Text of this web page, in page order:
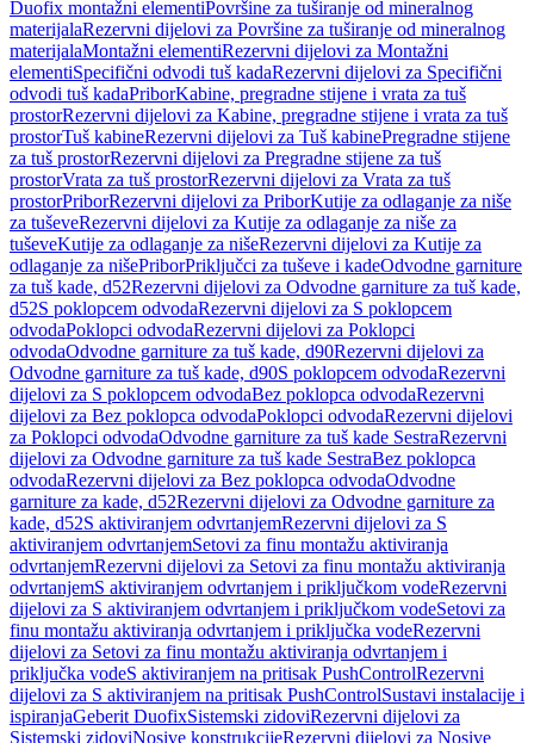
Duofix montažni elementiPovršine za tuširanje od mineralnog
materijalaRezervni dijelovi za Površine za tuširanje od mineralnog
materijalaMontažni elementiRezervni dijelovi za Montažni
elementiSpecifični odvodi tuš kadaRezervni dijelovi za Specifični
odvodi tuš kadaPriborKabine, pregradne stijene i vrata za tuš
prostorRezervni dijelovi za Kabine, pregradne stijene i vrata za tuš
prostorTuš kabineRezervni dijelovi za Tuš kabinePregradne stijene
za tuš prostorRezervni dijelovi za Pregradne stijene za tuš
prostorVrata za tuš prostorRezervni dijelovi za Vrata za tuš
prostorPriborRezervni dijelovi za PriborKutije za odlaganje za niše
za tuševeRezervni dijelovi za Kutije za odlaganje za niše za
tuševeKutije za odlaganje za nišeRezervni dijelovi za Kutije za
odlaganje za nišePriborPriključci za tuševe i kadeOdvodne garniture
za tuš kade, d52Rezervni dijelovi za Odvodne garniture za tuš kade,
d52S poklopcem odvodaRezervni dijelovi za S poklopcem
odvodaPoklopci odvodaRezervni dijelovi za Poklopci
odvodaOdvodne garniture za tuš kade, d90Rezervni dijelovi za
Odvodne garniture za tuš kade, d90S poklopcem odvodaRezervni
dijelovi za S poklopcem odvodaBez poklopca odvodaRezervni
dijelovi za Bez poklopca odvodaPoklopci odvodaRezervni dijelovi
za Poklopci odvodaOdvodne garniture za tuš kade SestraRezervni
dijelovi za Odvodne garniture za tuš kade SestraBez poklopca
odvodaRezervni dijelovi za Bez poklopca odvodaOdvodne
garniture za kade, d52Rezervni dijelovi za Odvodne garniture za
kade, d52S aktiviranjem odvrtanjemRezervni dijelovi za S
aktiviranjem odvrtanjemSetovi za finu montažu aktiviranja
odvrtanjemRezervni dijelovi za Setovi za finu montažu aktiviranja
odvrtanjemS aktiviranjem odvrtanjem i priključkom vodeRezervni
dijelovi za S aktiviranjem odvrtanjem i priključkom vodeSetovi za
finu montažu aktiviranja odvrtanjem i priključka vodeRezervni
dijelovi za Setovi za finu montažu aktiviranja odvrtanjem i
priključka vodeS aktiviranjem na pritisak PushControlRezervni
dijelovi za S aktiviranjem na pritisak PushControlSustavi instalacije i
ispiranjaGeberit DuofixSistemski zidoviRezervni dijelovi za
Sistemski zidoviNosive konstrukcijeRezervni dijelovi za Nosive